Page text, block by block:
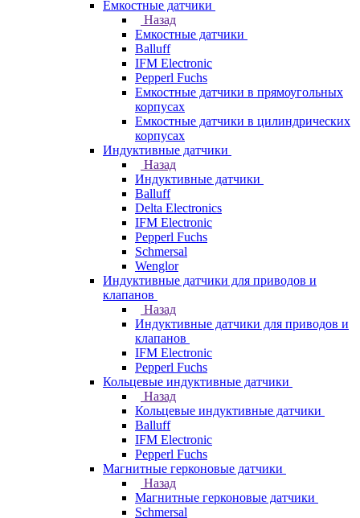
Емкостные датчики
Назад
Емкостные датчики
Balluff
IFM Electronic
Pepperl Fuchs
Емкостные датчики в прямоугольных
корпусах
Емкостные датчики в цилиндрических
корпусах
Индуктивные датчики
Назад
Индуктивные датчики
Balluff
Delta Electronics
IFM Electronic
Pepperl Fuchs
Schmersal
Wenglor
Индуктивные датчики для приводов и
клапанов
Назад
Индуктивные датчики для приводов и
клапанов
IFM Electronic
Pepperl Fuchs
Кольцевые индуктивные датчики
Назад
Кольцевые индуктивные датчики
Balluff
IFM Electronic
Pepperl Fuchs
Магнитные герконовые датчики
Назад
Магнитные герконовые датчики
Schmersal